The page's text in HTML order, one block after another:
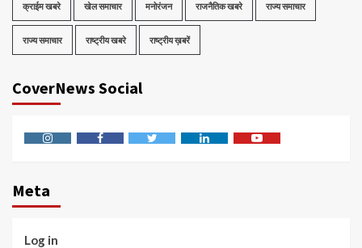
क्राईम खबरे खेल समाचार मनोरंजन राजनैतिक खबरे राज्य समाचार
राज्य समाचार राष्ट्रीय खबरे राष्ट्रीय ख़बरें
CoverNews Social
Meta
Log in